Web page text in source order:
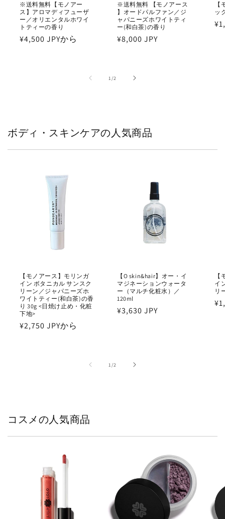
※送料無料【モノアー
ス】アロマディフューザ
ー／オリエンタルホワイ
トティーの香り
通
¥4,500 JPYから
※送料無料 【モノアース
】オードパルファン／ジ
ャパニーズホワイトティ
ー(和白茶)の香り
通
¥8,000 JPY
ッ
通
1/の2
ボディ・スキンケアの人気商品
【モノアース】モリンガ
イン ボタニカル サンスク
リーン／ジャパニーズホ
ワイトティー(和白茶)の香
り 30g <日焼け止め・化粧
下地>
通
¥2,750 JPYから
【O skin&hair】オー・イ
マジネーションウォータ
ー（マルチ化粧水）／
120ml
通
¥3,630 JPY
イ
リ
通
1/の2
コスメの人気商品